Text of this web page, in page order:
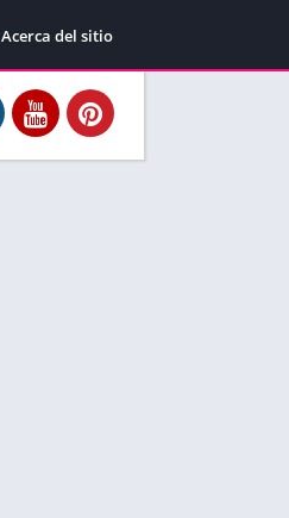
Acerca del sitio